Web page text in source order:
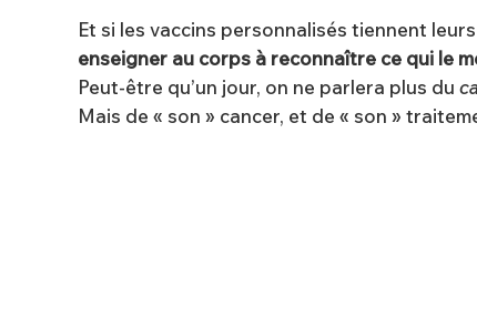
Et si les vaccins personnalisés tiennent
enseigner au corps à reconnaître ce qui le
Peut-être qu’un jour, on ne parlera plus du
Mais de « son » cancer, et de « son »